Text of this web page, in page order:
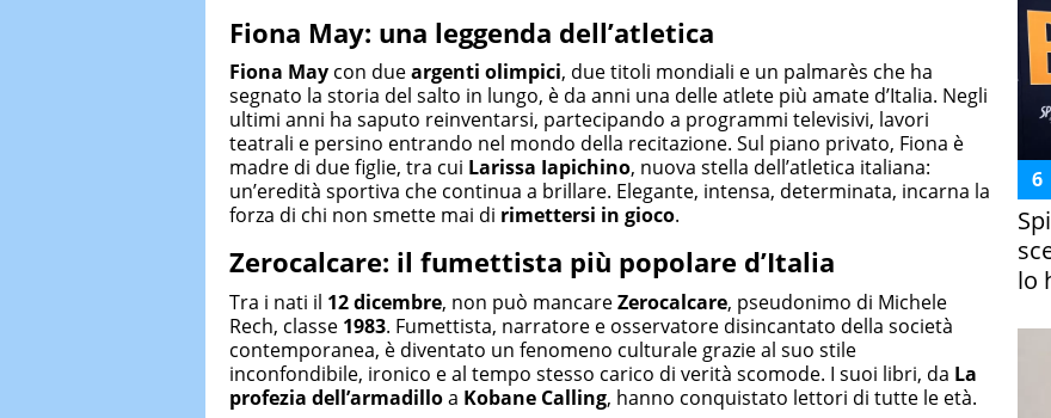
Fiona May: una leggenda dell’atletica
Fiona May con dueargenti olimpici, due titoli mondiali e un palmarès che ha
segnato la storia del salto in lungo, è da anni una delle atlete più amate d’Italia. Negli
ultimi anni ha saputo reinventarsi, partecipando a programmi televisivi, lavori
teatrali e persino entrando nel mondo della recitazione. Sul piano privato, Fiona è
madre di due figlie, tra cui Larissa Iapichino, nuova stella dell’atletica italiana:
un’eredità sportiva che continua a brillare. Elegante, intensa, determinata, incarna la
forza di chi non smette mai di rimettersi in gioco.
Zerocalcare: il fumettista più popolare d’Italia
Tra i nati il 12 dicembre, non può mancareZerocalcare, pseudonimo di Michele
Rech, classe 1983. Fumettista, narratore e osservatore disincantato della società
contemporanea, è diventato un fenomeno culturale grazie al suo stile
inconfondibile, ironico e al tempo stesso carico di verità scomode. I suoi libri, da La
profezia dell’armadilloa Kobane Calling, hanno conquistato lettori di tutte le età.
lo